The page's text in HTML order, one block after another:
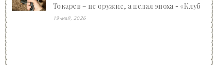
Токарев – не оружие, а целая эпоха - «Клуб
- Юмора»
19-май, 2026